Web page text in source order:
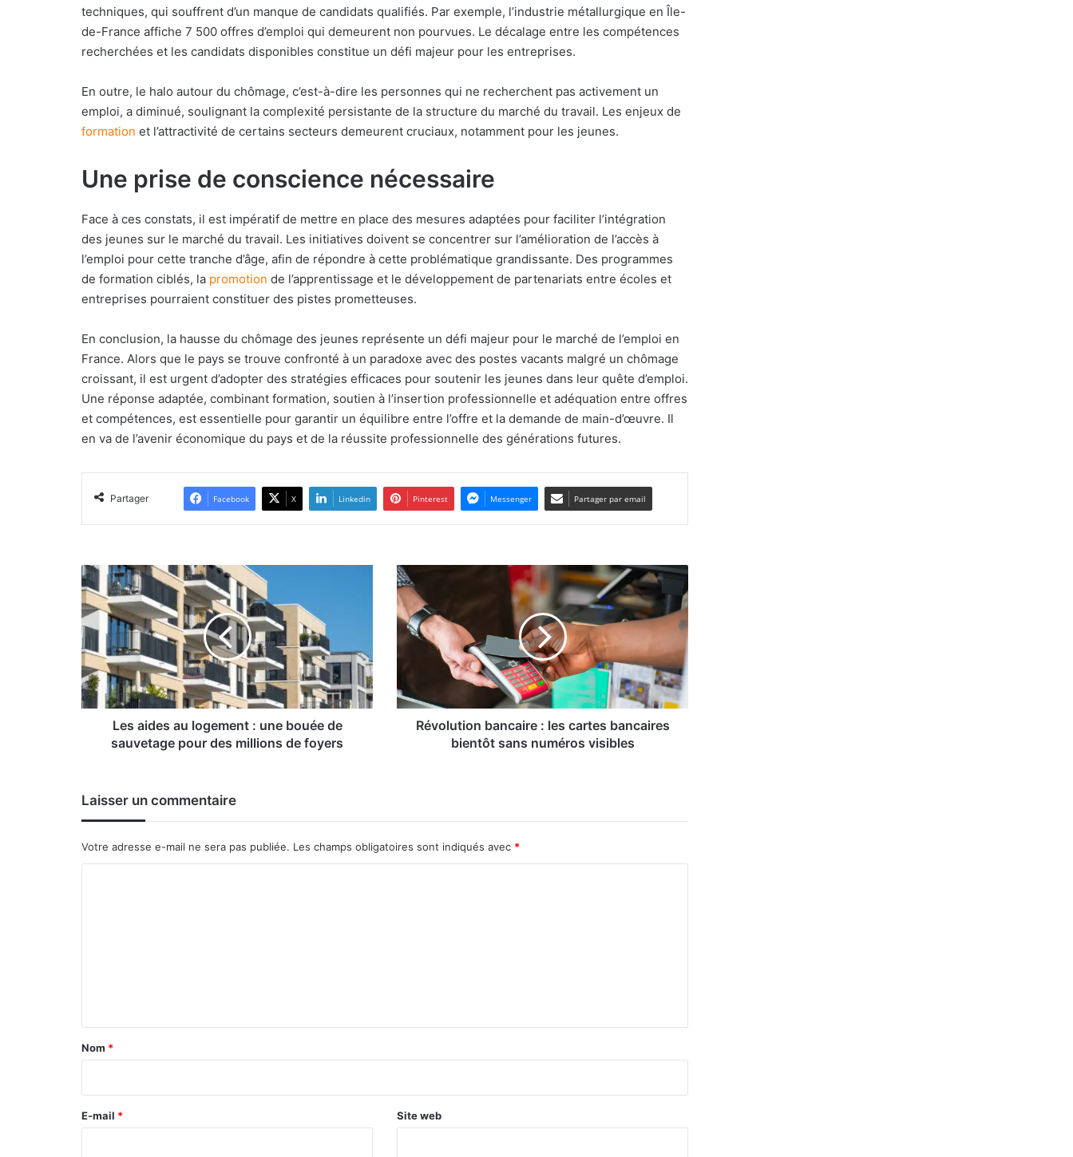
techniques, qui souffrent d’un manque de candidats qualifiés. Par exemple, l’industrie métallurgique en Île-
de-France affiche 7 500 offres d’emploi qui demeurent non pourvues. Le décalage entre les compétences
recherchées et les candidats disponibles constitue un défi majeur pour les entreprises.
En outre, le halo autour du chômage, c’est-à-dire les personnes qui ne recherchent pas activement un
emploi, a diminué, soulignant la complexité persistante de la structure du marché du travail. Les enjeux de
formation et l’attractivité de certains secteurs demeurent cruciaux, notamment pour les jeunes.
Une prise de conscience nécessaire
Face à ces constats, il est impératif de mettre en place des mesures adaptées pour faciliter l’intégration
des jeunes sur le marché du travail. Les initiatives doivent se concentrer sur l’amélioration de l’accès à
l’emploi pour cette tranche d’âge, afin de répondre à cette problématique grandissante. Des programmes
de formation ciblés, la promotion de l’apprentissage et le développement de partenariats entre écoles et
entreprises pourraient constituer des pistes prometteuses.
En conclusion, la hausse du chômage des jeunes représente un défi majeur pour le marché de l’emploi en
France. Alors que le pays se trouve confronté à un paradoxe avec des postes vacants malgré un chômage
croissant, il est urgent d’adopter des stratégies efficaces pour soutenir les jeunes dans leur quête d’emploi.
Une réponse adaptée, combinant formation, soutien à l’insertion professionnelle et adéquation entre offres
et compétences, est essentielle pour garantir un équilibre entre l’offre et la demande de main-d’œuvre. Il
en va de l’avenir économique du pays et de la réussite professionnelle des générations futures.
Partager Facebook X Linkedin Pinterest Messenger Partager par email
Les
aides
au
logement
:
une
bouée
de
sauvetage
Les aides au logement : une bouée de
sauvetage pour des millions de foyers
Révolution
bancaire
:
les
cartes
bancaires
bientôt
sans
numéros
visiblesRévolution bancaire : les cartes bancaires
bientôt sans numéros visibles
Laisser un commentaire
Votre adresse e-mail ne sera pas publiée. Les champs obligatoires sont indiqués avec *
a
e
Nom *
E-mail * Site web